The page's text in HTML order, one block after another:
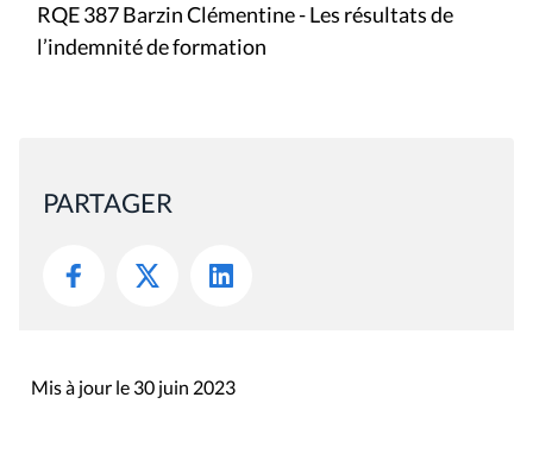
RQE 387 Barzin Clémentine - Les résultats de
l’indemnité de formation
PARTAGER
Mis à jour le 30 juin 2023